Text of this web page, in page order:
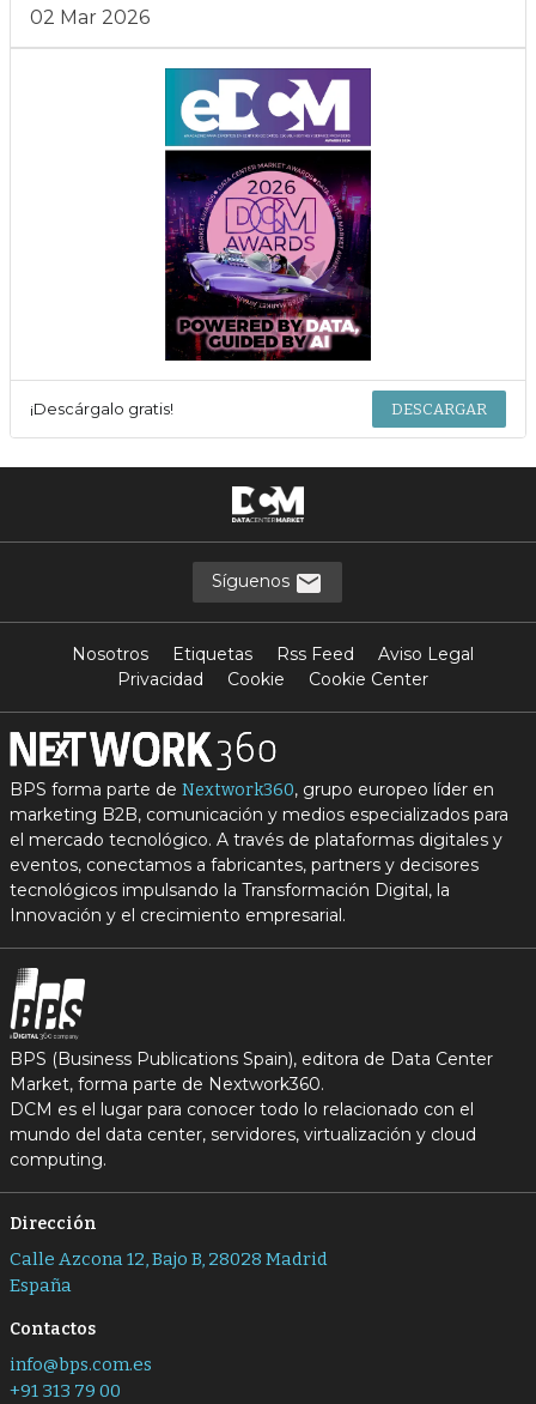
02 Mar 2026
¡Descárgalo gratis! DESCARGAR
Síguenos
Nosotros Etiquetas Rss Feed
Aviso Legal
Privacidad
Cookie Cookie Center
BPS forma parte de Nextwork360, grupo europeo líder en
marketing B2B, comunicación y medios especializados para
el mercado tecnológico. A través de plataformas digitales y
eventos, conectamos a fabricantes, partners y decisores
tecnológicos impulsando la Transformación Digital, la
Innovación y el crecimiento empresarial.
BPS (Business Publications Spain), editora de Data Center
Market, forma parte de Nextwork360.
DCM es el lugar para conocer todo lo relacionado con el
mundo del data center, servidores, virtualización y cloud
computing.
Dirección
Calle Azcona 12, Bajo B, 28028 Madrid
España
Contactos
info@bps.com.es
+91 313 79 00